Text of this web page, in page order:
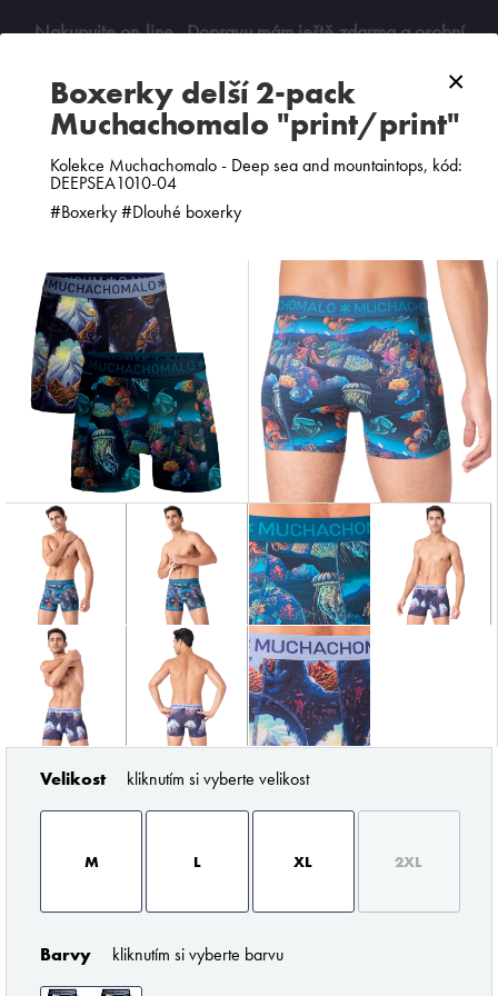
×
boxerky delší 2-pack
Muchachomalo "print/print"
Kolekce Muchachomalo - Deep sea and mountaintops, kód:
DEEPSEA1010-04
#Boxerky #Dlouhé boxerky
Velikost kliknutím si vyberte velikost
M L XL 2XL
Barvy kliknutím si vyberte barvu
Nakupujte on-line. Dopravu mám ještě zdarma a osobní
0
ZOBRAZIT FILTR
PODLE CENY OD NEJNOVĚJŠÍCH
ZNAČKY PODLE BUTLERA
Z profesionálního úhlu pohledu musím říci